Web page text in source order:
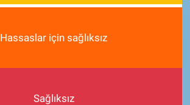
Hassaslar için sağlıksız
Sağlıksız